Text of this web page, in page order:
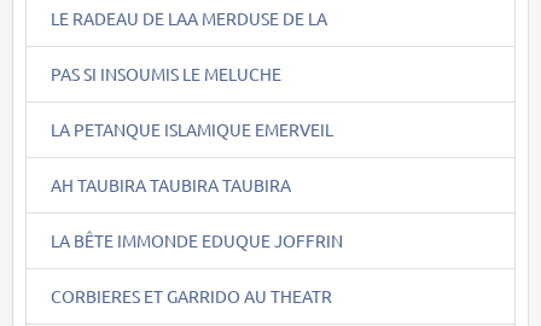
LE RADEAU DE LAA MERDUSE DE LA
PAS SI INSOUMIS LE MELUCHE
LA PETANQUE ISLAMIQUE EMERVEIL
AH TAUBIRA TAUBIRA TAUBIRA
LA BÊTE IMMONDE EDUQUE JOFFRIN
CORBIERES ET GARRIDO AU THEATR